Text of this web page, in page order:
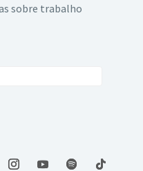
sobre trabalho